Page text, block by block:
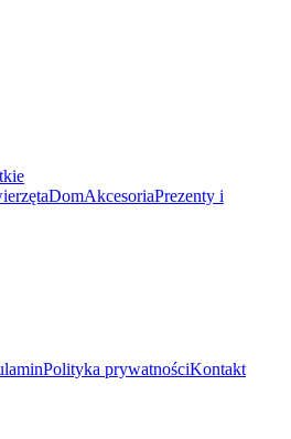
DomAkcesoriaPrezenty i
Polityka prywatnościKontakt